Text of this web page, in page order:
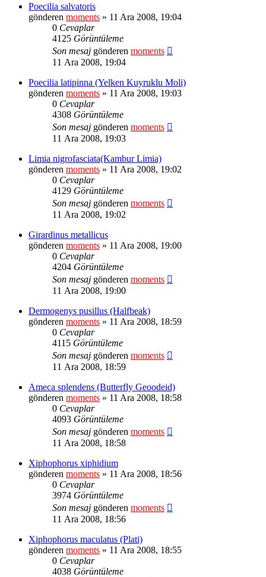
Poecilia salvatoris
gönderen moments » 11 Ara 2008, 19:04
0 Cevaplar
4125 Görüntüleme
Son mesaj gönderen moments
11 Ara 2008, 19:04
Poecilia latipinna (Yelken Kuyruklu Moli)
gönderen moments » 11 Ara 2008, 19:03
0 Cevaplar
4308 Görüntüleme
Son mesaj gönderen moments
11 Ara 2008, 19:03
Limia nigrofasciata(Kambur Limia)
gönderen moments » 11 Ara 2008, 19:02
0 Cevaplar
4129 Görüntüleme
Son mesaj gönderen moments
11 Ara 2008, 19:02
Girardinus metallicus
gönderen moments » 11 Ara 2008, 19:00
0 Cevaplar
4204 Görüntüleme
Son mesaj gönderen moments
11 Ara 2008, 19:00
Dermogenys pusillus (Halfbeak)
gönderen moments » 11 Ara 2008, 18:59
0 Cevaplar
4115 Görüntüleme
Son mesaj gönderen moments
11 Ara 2008, 18:59
Ameca splendens (Butterfly Geoodeid)
gönderen moments » 11 Ara 2008, 18:58
0 Cevaplar
4093 Görüntüleme
Son mesaj gönderen moments
11 Ara 2008, 18:58
Xiphophorus xiphidium
gönderen moments » 11 Ara 2008, 18:56
0 Cevaplar
3974 Görüntüleme
Son mesaj gönderen moments
11 Ara 2008, 18:56
Xiphophorus maculatus (Plati)
gönderen moments » 11 Ara 2008, 18:55
0 Cevaplar
4038 Görüntüleme